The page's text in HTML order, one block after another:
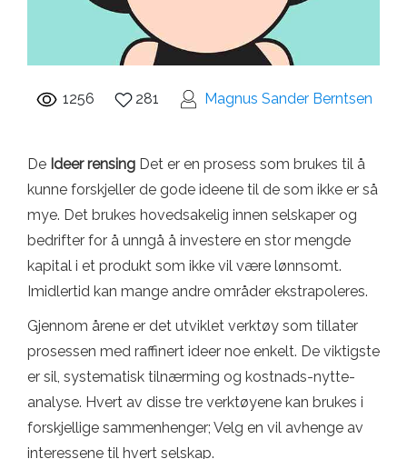
1256 281 Magnus Sander Berntsen
De Ideer rensing Det er en prosess som brukes til å
kunne forskjeller de gode ideene til de som ikke er så
mye. Det brukes hovedsakelig innen selskaper og
bedrifter for å unngå å investere en stor mengde
kapital i et produkt som ikke vil være lønnsomt.
Imidlertid kan mange andre områder ekstrapoleres.
Gjennom årene er det utviklet verktøy som tillater
prosessen med raffinert ideer noe enkelt. De viktigste
er sil, systematisk tilnærming og kostnads-nytte-
analyse. Hvert av disse tre verktøyene kan brukes i
forskjellige sammenhenger; Velg en vil avhenge av
interessene til hvert selskap.